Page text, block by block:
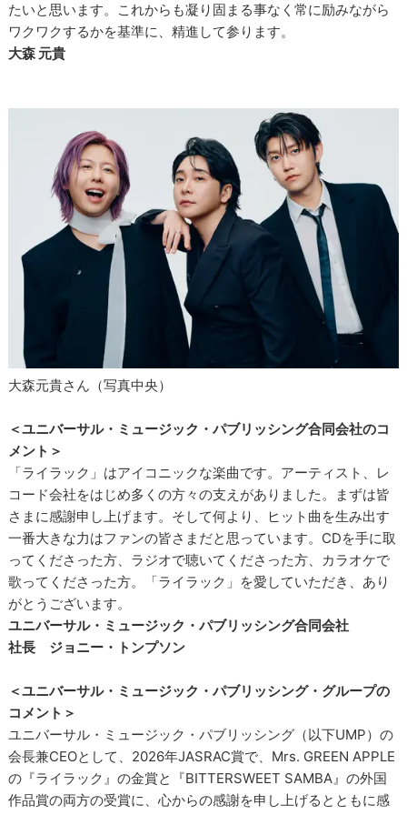
たいと思います。これからも凝り固まる事なく常に励みながら
ワクワクするかを基準に、精進して参ります。
大森 元貴
大森元貴さん（写真中央）
＜ユニバーサル・ミュージック・パブリッシング合同会社のコ
メント＞
「ライラック」はアイコニックな楽曲です。アーティスト、レ
コード会社をはじめ多くの方々の支えがありました。まずは皆
さまに感謝申し上げます。そして何より、ヒット曲を生み出す
一番大きな力はファンの皆さまだと思っています。CDを手に取
ってくださった方、ラジオで聴いてくださった方、カラオケで
歌ってくださった方。「ライラック」を愛していただき、あり
がとうございます。
ユニバーサル・ミュージック・パブリッシング合同会社
社長 ジョニー・トンプソン
＜ユニバーサル・ミュージック・パブリッシング・グループの
コメント＞
ユニバーサル・ミュージック・パブリッシング（以下UMP）の
会長兼CEOとして、2026年JASRAC賞で、Mrs. GREEN APPLE
の『ライラック』の金賞と『BITTERSWEET SAMBA』の外国
作品賞の両方の受賞に、心からの感謝を申し上げるとともに感